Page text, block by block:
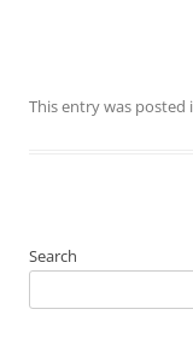
This entry was posted
Search